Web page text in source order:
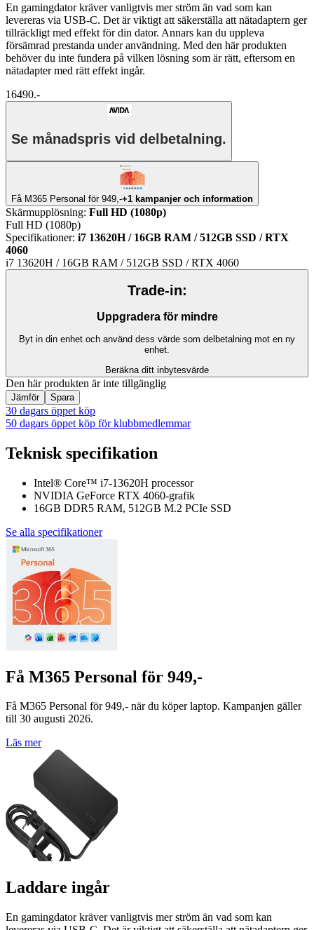
En gamingdator kräver vanligtvis mer ström än vad som kan
levereras via USB-C. Det är viktigt att säkerställa att nätadaptern ger
tillräckligt med effekt för din dator. Annars kan du uppleva
försämrad prestanda under användning. Med den här produkten
behöver du inte fundera på vilken lösning som är rätt, eftersom en
nätadapter med rätt effekt ingår.
16490.-
Se månadspris vid delbetalning.
Få M365 Personal för 949,-+1 kampanjer och information
Skärmupplösning: Full HD (1080p)
Full HD (1080p)
Specifikationer: i7 13620H / 16GB RAM / 512GB SSD / RTX
4060
i7 13620H / 16GB RAM / 512GB SSD / RTX 4060
Trade-in:
Uppgradera för mindre
Byt in din enhet och använd dess värde som delbetalning mot en ny
enhet.
Beräkna ditt inbytesvärde
Den här produkten är inte tillgänglig
Jämför Spara
30 dagars öppet köp
50 dagars öppet köp för klubbmedlemmar
Teknisk specifikation
Intel® Core™ i7-13620H processor
NVIDIA GeForce RTX 4060-grafik
16GB DDR5 RAM, 512GB M.2 PCIe SSD
Se alla specifikationer
Få M365 Personal för 949,-
Få M365 Personal för 949,- när du köper laptop. Kampanjen gäller
till 30 augusti 2026.
Läs mer
Laddare ingår
En gamingdator kräver vanligtvis mer ström än vad som kan